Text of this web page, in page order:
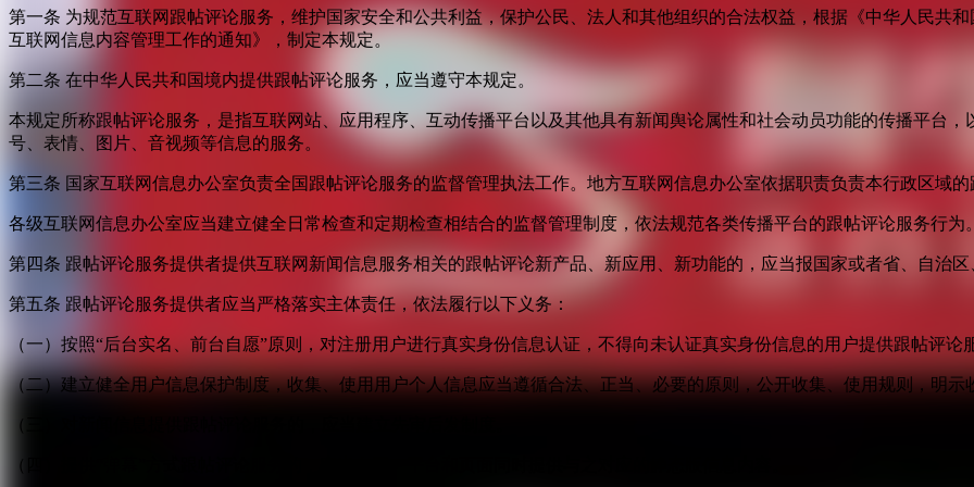
第一条 为规范互联网跟帖评论服务，维护国家安全和公共利益，保护公民、法人和其他组织的合法权益，根据《中华人民共
互联网信息内容管理工作的通知》，制定本规定。
第二条 在中华人民共和国境内提供跟帖评论服务，应当遵守本规定。
本规定所称跟帖评论服务，是指互联网站、应用程序、互动传播平台以及其他具有新闻舆论属性和社会动员功能的传播平台
号、表情、图片、音视频等信息的服务。
第三条 国家互联网信息办公室负责全国跟帖评论服务的监督管理执法工作。地方互联网信息办公室依据职责负责本行政区域
各级互联网信息办公室应当建立健全日常检查和定期检查相结合的监督管理制度，依法规范各类传播平台的跟帖评论服务行为
第四条 跟帖评论服务提供者提供互联网新闻信息服务相关的跟帖评论新产品、新应用、新功能的，应当报国家或者省、自治
第五条 跟帖评论服务提供者应当严格落实主体责任，依法履行以下义务：
（一）按照“后台实名、前台自愿”原则，对注册用户进行真实身份信息认证，不得向未认证真实身份信息的用户提供跟帖评论
（二）建立健全用户信息保护制度，收集、使用用户个人信息应当遵循合法、正当、必要的原则，公开收集、使用规则，明
（三）对新闻信息提供跟帖评论服务的，应当建立先审后发制度。
（四）提供“弹幕”方式跟帖评论服务的，应当在同一平台和页面同时提供与之对应的静态版信息内容。